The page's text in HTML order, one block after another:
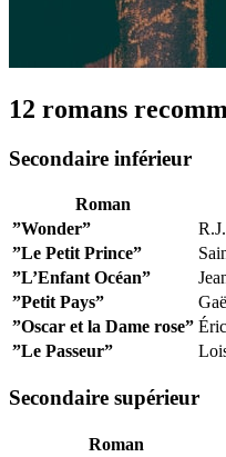
12 romans
Secondaire inférieur
Roman
”Wonder”
”Le Petit Prince”
”L’Enfant Océan”
”Petit Pays”
”Oscar et la Dame rose”
”Le Passeur”
Secondaire supérieur
Roman